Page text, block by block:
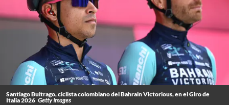
Santiago Buitrago, ciclista colombiano del Bahrain Victorious, en el Giro de
Italia 2026 Getty Images